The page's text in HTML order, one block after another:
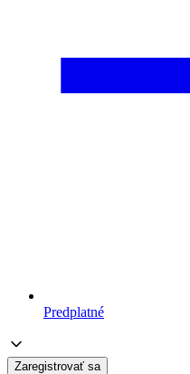
Predplatné
Zaregistrovať sa